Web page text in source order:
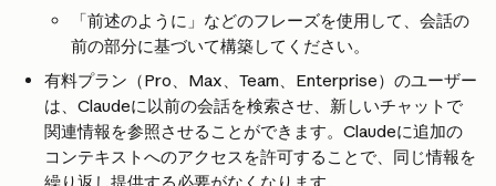
「前述のように」などのフレーズを使用して、会話の
前の部分に基づいて構築してください。
有料プラン（Pro、Max、Team、Enterprise）のユーザー
は、Claudeに以前の会話を検索させ、新しいチャットで
関連情報を参照させることができます。Claudeに追加の
コンテキストへのアクセスを許可することで、同じ情報を